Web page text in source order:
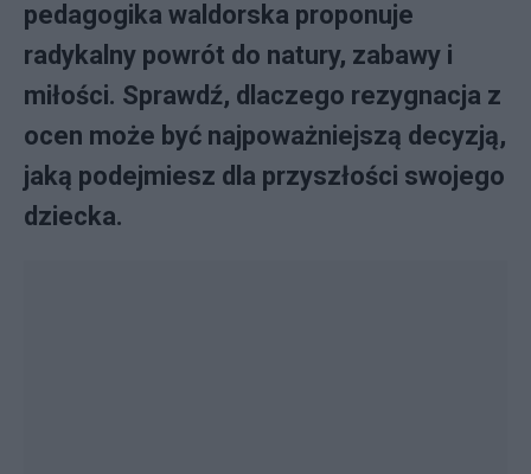
pedagogika waldorska proponuje
radykalny powrót do natury, zabawy i
miłości. Sprawdź, dlaczego rezygnacja z
ocen może być najpoważniejszą decyzją,
jaką podejmiesz dla przyszłości swojego
dziecka.